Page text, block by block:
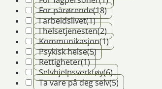
For pårørende(18)
I arbeidslivet(1)
I helsetjenesten(2)
Kommunikasjon(1)
Psykisk helse(5)
Rettigheter(1)
Selvhjelpsverktøy(6)
Ta vare på deg selv(5)